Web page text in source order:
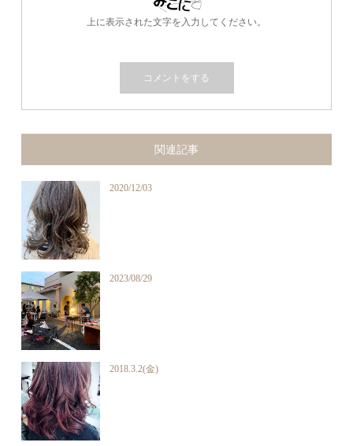
上に表示された文字を入力してください。
関連記事
2020/12/03
2023/08/29
2018.3.2(金)